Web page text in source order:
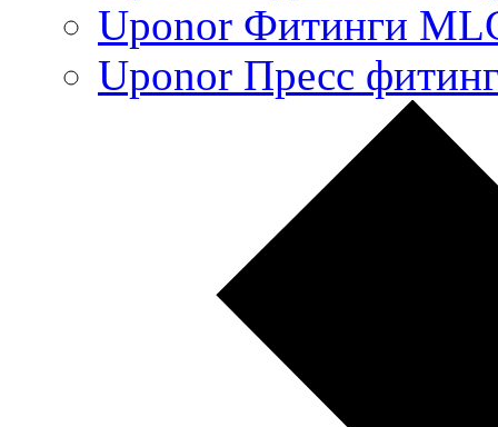
Uponor Фитинги
Uponor Пресс